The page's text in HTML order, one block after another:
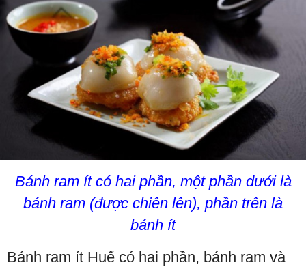
Bánh ram ít có hai phần, một phần dưới là
bánh ram (được chiên lên), phần trên là
bánh ít
Bánh ram ít Huế có hai phần, bánh ram và